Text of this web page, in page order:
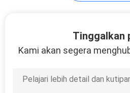
Fan Coil
Tinggalkan
Kami akan segera